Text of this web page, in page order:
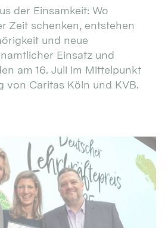
der Einsamkeit: Wo
Zeit schenken, entstehen
und neue
Einsatz und
am 16. Juli im Mittelpunkt
von Caritas Köln und KVB.